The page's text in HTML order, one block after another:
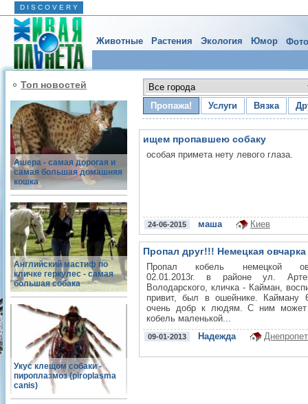
D I S C O V E R Y
Животные Растения Экология Юмор
Топ новостей
Ашера - самая дорогая и
самая большая домашняя
кошка
Английский мастиф по
кличке геркулес - самая
большая собака
Укус клещом собаки -
пироплазмоз (piroplasma
canis)
Пропажа! Услуги Вязка
ищем пропавшею собаку
особая примета нету левого глаза.
24-06-2015 маша Киев
Пропал друг!!! Немецкая овчарка
Пропал кобель немецкой
02.01.2013г. в районе ул.
Володарского, кличка - Кайман,
привит, был в ошейнике. Кайману
очень добр к людям. С ним может
кобель маленькой...
09-01-2013 Надежда